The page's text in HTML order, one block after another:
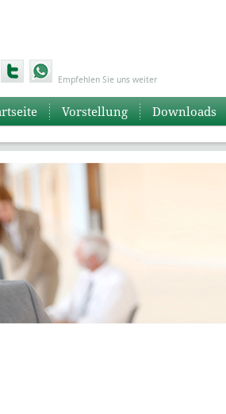
Empfehlen Sie uns weiter
Vorstellung Downloads